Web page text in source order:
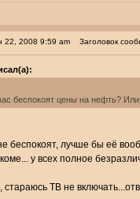
22, 2008 9:59 am Заголовок
беспокоят цены на нефть?
беспокоят, лучше бы её
коме... у всех полное
ТВ не